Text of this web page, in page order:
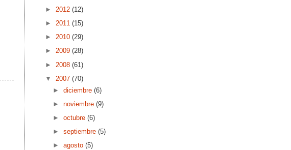
► 2012 (12)
► 2011 (15)
► 2010 (29)
► 2009 (28)
► 2008 (61)
▼ 2007 (70)
►diciembre(6)
►noviembre(9)
►octubre(6)
►septiembre(5)
►agosto(5)